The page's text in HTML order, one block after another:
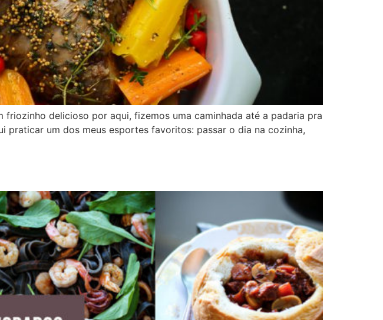
delicioso por aqui, fizemos uma caminhada até a padaria pra
praticar um dos meus esportes favoritos: passar o dia na cozinha,